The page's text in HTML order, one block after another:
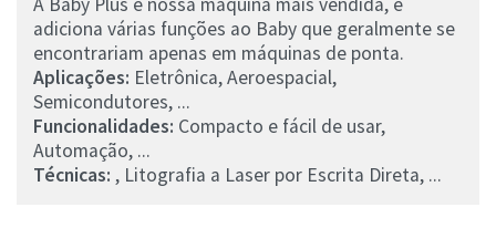
A Baby Plus é nossa máquina mais vendida, e
adiciona várias funções ao Baby que geralmente se
encontrariam apenas em máquinas de ponta.
Aplicações: Eletrônica, Aeroespacial,
Semicondutores, ...
Funcionalidades: Compacto e fácil de usar,
Automação, ...
Técnicas: , Litografia a Laser por Escrita Direta, ...